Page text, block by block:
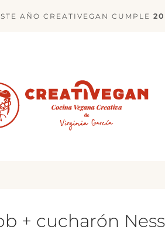
AÑO CREATIVEGAN CUMPLE 20
+ cucharón